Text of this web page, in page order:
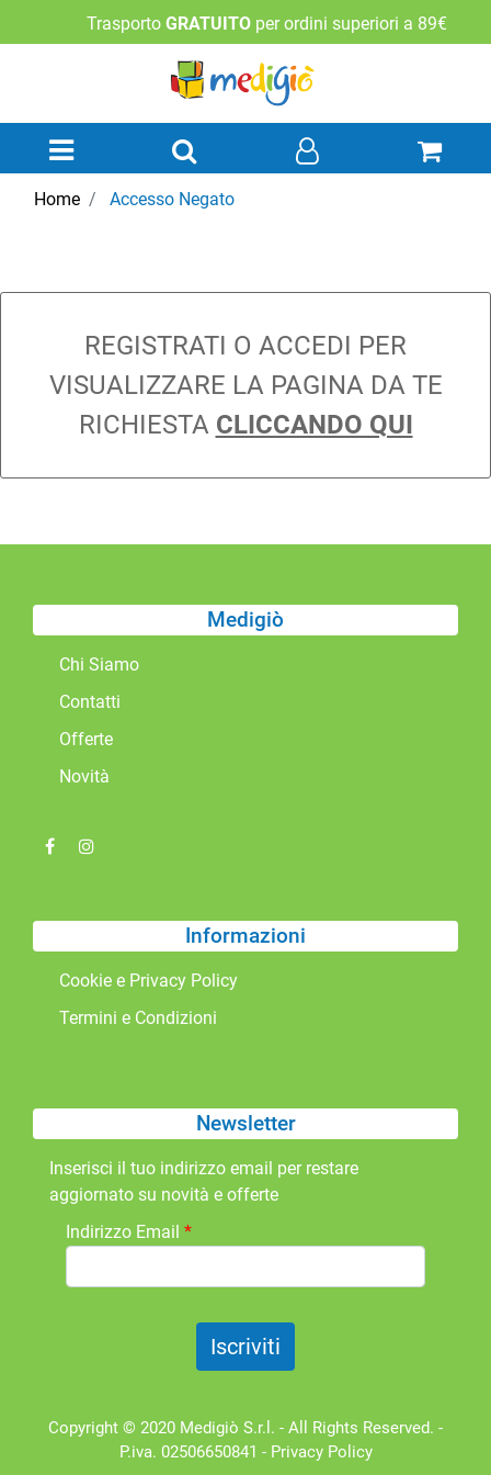
Trasporto GRATUITO per ordini superiori a 89€
Open menu
Home Accesso Negato
REGISTRATI O ACCEDI PER
VISUALIZZARE LA PAGINA DA TE
RICHIESTA CLICCANDO QUI
Medigiò
Chi Siamo
Contatti
Offerte
Novità
Informazioni
Cookie e Privacy Policy
Termini e Condizioni
Newsletter
Inserisci il tuo indirizzo email per restare
aggiornato su novità e offerte
Indirizzo Email *
Copyright © 2020 Medigiò S.r.l. - All Rights Reserved. -
P.iva. 02506650841 - Privacy Policy